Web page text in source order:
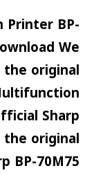
BP-
We
original
Sharp
original
BP-70M75